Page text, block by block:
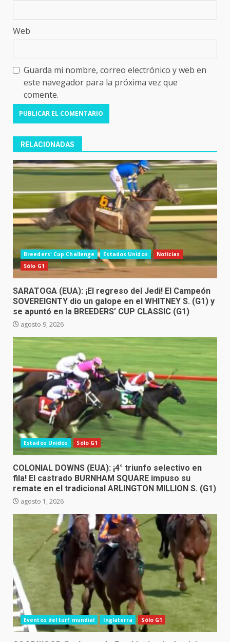
Web
Guarda mi nombre, correo electrónico y web en
este navegador para la próxima vez que
comente.
RELACIONADAS
Breeders' Cup Challenge Estados Unidos
Noticias
Sólo G1
SARATOGA (EUA): ¡El regreso del Jedi! El Campeón
SOVEREIGNTY dio un galope en el WHITNEY S. (G1) y
se apuntó en la BREEDERS’ CUP CLASSIC (G1)
agosto 9, 2026
Estados Unidos Sólo G1
COLONIAL DOWNS (EUA): ¡4° triunfo selectivo en
fila! El castrado BURNHAM SQUARE impuso su
remate en el tradicional ARLINGTON MILLION S. (G1)
agosto 1, 2026
Eventos del turf mundial Inglaterra Sólo G1